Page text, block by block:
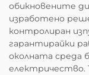
обикновените
изработено
контролиран
гарантирайки
околната среда
електричество.